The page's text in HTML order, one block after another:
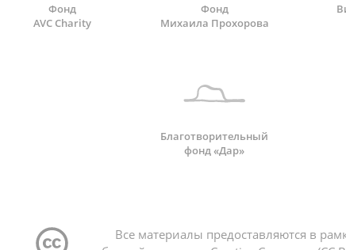
Фонд
AVC Charity
Фонд
Михаила Прохорова
Благотворительный
фонд «Дар»
Все материалы предоставляются в